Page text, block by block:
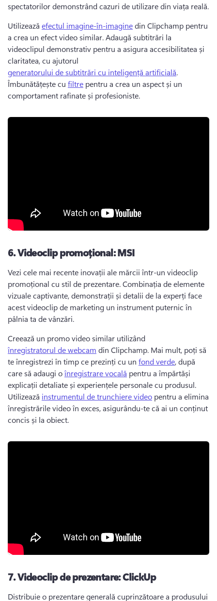
Utilizează efectul imagine-în-imagine din Clipchamp pentru
a crea un efect video similar. Adaugă subtitrări la
videoclipul demonstrativ pentru a asigura accesibilitatea și
claritatea, cu ajutorul
generatorului de subtitrări cu inteligență artificială
Îmbunătățește cu filtre pentru a crea un aspect și un
comportament rafinate și profesioniste.
6.Videoclip promoțional: MSI
Vezi cele mai recente inovații ale mărcii într-un videoclip
promoțional cu stil de prezentare. Combinația de elemente
vizuale captivante, demonstrații și detalii de la experți face
acest videoclip de marketing un instrument puternic în
pâlnia ta de vânzări.
Creează un promo video similar utilizând
înregistratorul de webcam din Clipchamp. Mai mult, poți să
te înregistrezi în timp ce prezinți cu un fond verde, după
care să adaugi o înregistrare vocală pentru a împărtăși
Utilizează instrumentul de trunchiere video pentru a elimina
înregistrările video în exces, asigurându-te că ai un conținut
concis și la obiect.
7.Videoclip de prezentare: ClickUp
Distribuie o prezentare generală cuprinzătoare a produsului